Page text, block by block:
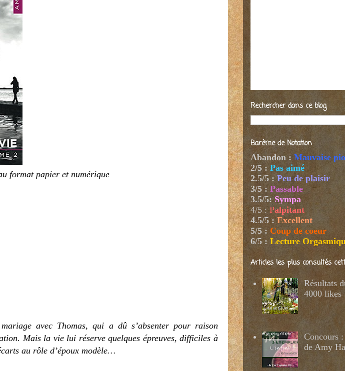
format papier et numérique
avec Thomas, qui a dû s’absenter pour raison
Mais la vie lui réserve quelques épreuves, difficiles à
au rôle d’époux modèle…
Rechercher dans ce blog
Barème de Notation
Abandon : Mauvaise
2/5 : Pas aimé
2.5/5 : Peu de plaisir
3/5 : Passable
3.5/5: Sympa
4/5 : Palpitant
4.5/5 : Excellent
5/5 : Coup de coeur
6/5: Lecture
Articles les plus consultés
Résultats
4000 likes
Concours
de Amy